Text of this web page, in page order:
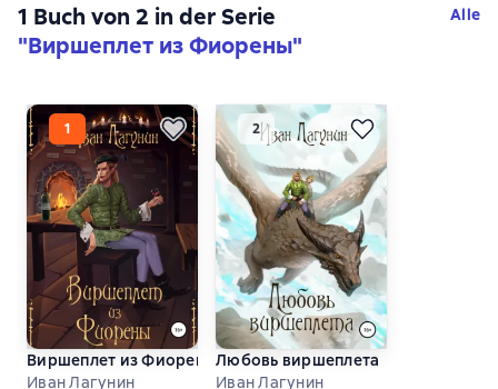
1 Buch von 2 in der Serie
"Виршеплет из Фиорены"
Alle
Виршеплет из Фиорены
Иван Лагунин
Любовь виршеплета
Иван Лагунин